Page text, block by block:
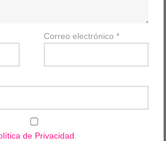
Correo electrónico *
de Privacidad